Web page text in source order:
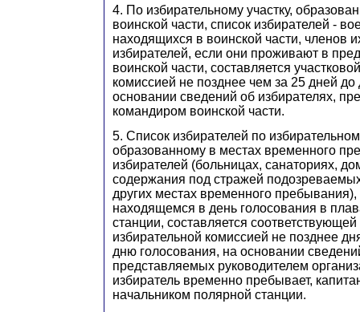
4. По избирательному участку,
воинской части, список избирателей -
находящихся в воинской части, членов
избирателей, если они проживают в
воинской части, составляется
комиссией не позднее чем за 25 дней до
основании сведений об избирателях,
командиром воинской части.
5. Список избирателей по
образованному в местах временного
избирателей (больницах, санаториях,
содержания под стражей
других местах временного пребывания),
находящемся в день голосования в
станции, составляется соответствующей
избирательной комиссией не позднее
дню голосования, на основании
представляемых руководителем
избиратель временно пребывает,
начальником полярной станции.